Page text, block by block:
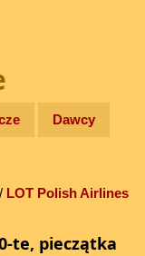
Dawcy
LOT Polish Airlines
te, pieczątka